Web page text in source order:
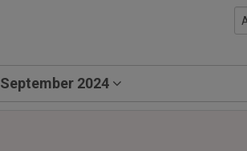
September 2024